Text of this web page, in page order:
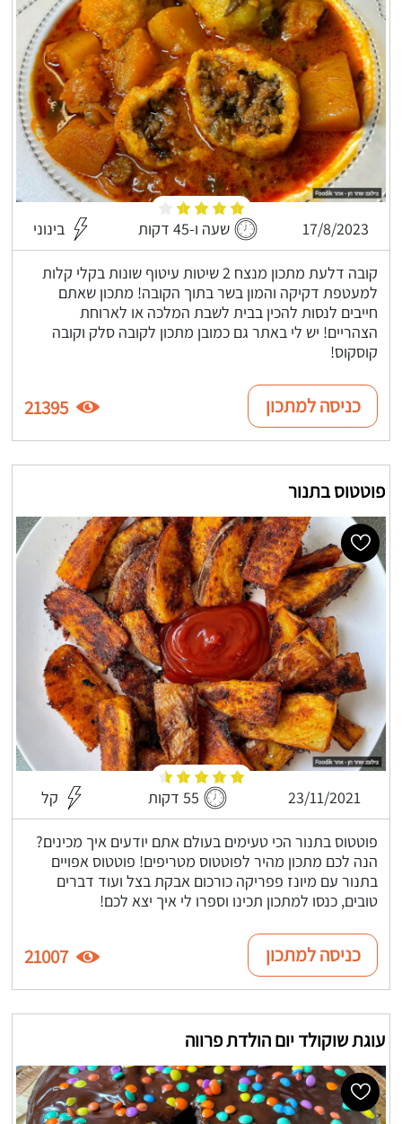
17/8/2023 שעה ו-45 דקות בינוני
קובה דלעת מתכון מנצח 2 שיטות עיטוף שונות בקלי קלות
למעטפת דקיקה והמון בשר בתוך הקובה! מתכון שאתם
חייבים לנסות להכין בבית לשבת המלכה או לארוחת
הצהריים! יש לי באתר גם כמובן מתכון לקובה סלק וקובה
קוסקוס!
כניסה למתכון 21395
פוטטוס בתנור
23/11/2021 55 דקות קל
פוטטוס בתנור הכי טעימים בעולם אתם יודעים איך מכינים?
הנה לכם מתכון מהיר לפוטטוס מטריפים! פוטטוס אפויים
בתנור עם מיונז פפריקה כורכום אבקת בצל ועוד דברים
טובים, כנסו למתכון תכינו וספרו לי איך יצא לכם!
כניסה למתכון 21007
עוגת שוקולד יום הולדת פרווה